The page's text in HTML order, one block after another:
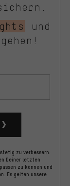
und
zu verbessern.
Deiner letzten
zu können und
Es gelten unsere